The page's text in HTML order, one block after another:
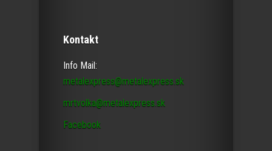
Kontakt
Info Mail:
metalexpress@metalexpress.sk
mrtvolka@metalexpress.sk
Facebook